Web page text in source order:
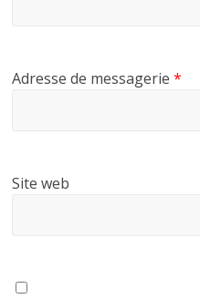
Adresse de messagerie*
Site web